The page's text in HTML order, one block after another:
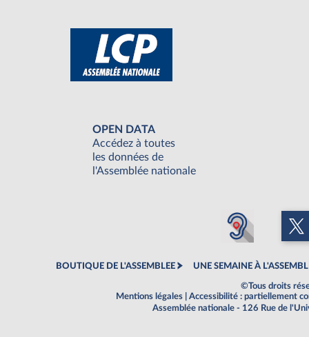
OPEN DATA
Accédez à toutes
les données de
l'Assemblée nationale
BOUTIQUE DE L'ASSEMBLEE UNE SEMAINE À
©Tous droits
Mentions légales
Accessibilité : partiellement
Assemblée nationale - 126 Rue de